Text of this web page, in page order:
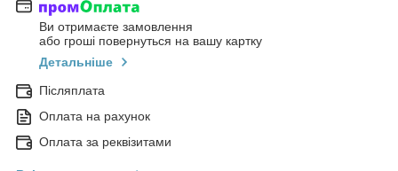
Ви отримаєте замовлення
або гроші повернуться на вашу картку
Детальніше
Післяплата
Оплата на рахунок
Оплата за реквізитами